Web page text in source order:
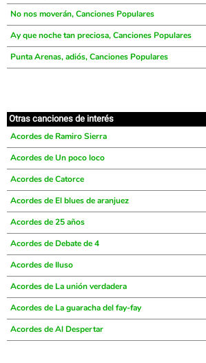
No nos moverán, Canciones Populares
Ay que noche tan preciosa, Canciones Populares
Punta Arenas, adiós, Canciones Populares
Otras canciones de interés
Acordes de Ramiro Sierra
Acordes de Un poco loco
Acordes de Catorce
Acordes de El blues de aranjuez
Acordes de 25 años
Acordes de Debate de 4
Acordes de Iluso
Acordes de La unión verdadera
Acordes de La guaracha del fay-fay
Acordes de Al Despertar